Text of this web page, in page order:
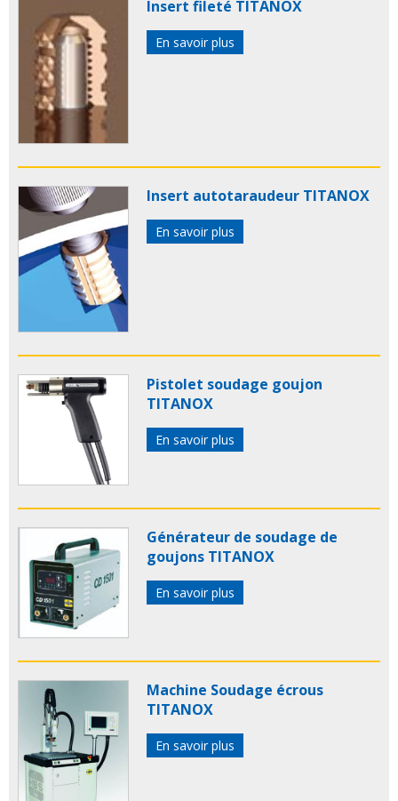
Insert fileté TITANOX
En savoir plus
Insert autotaraudeur TITANOX
En savoir plus
Pistolet soudage goujon
TITANOX
En savoir plus
Générateur de soudage de
goujons TITANOX
En savoir plus
Machine Soudage écrous
TITANOX
En savoir plus